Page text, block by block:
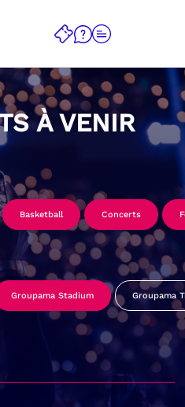
À VENIR
Basketball Concerts
Groupama Stadium Groupama